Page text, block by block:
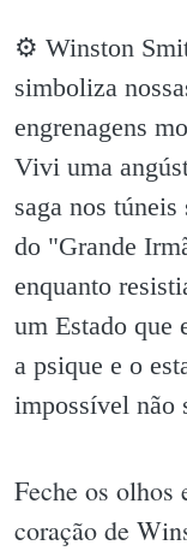
⚙️ Winston
simboliza
engrenagens
Vivi uma
saga nos
do "Grande
enquanto
um Estado que
a psique e o
impossível não
Feche os olhos
coração de